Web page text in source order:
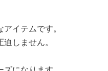
イテムです。
しません。